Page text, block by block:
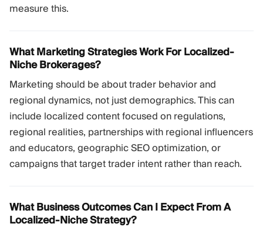
measure this.
What Marketing Strategies Work For Localized-
Niche Brokerages?
Marketing should be about trader behavior and
regional dynamics, not just demographics. This can
include localized content focused on regulations,
regional realities, partnerships with regional influencers
and educators, geographic SEO optimization, or
campaigns that target trader intent rather than reach.
What Business Outcomes Can I Expect From A
Localized-Niche Strategy?